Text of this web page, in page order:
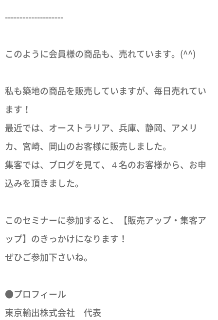
--------------------
このように会員様の商品も、売れています。(^^)
私も築地の商品を販売していますが、毎日売れてい
ます！
最近では、オーストラリア、兵庫、静岡、アメリ
カ、宮崎、岡山のお客様に販売しました。
集客では、ブログを見て、４名のお客様から、お申
込みを頂きました。
このセミナーに参加すると、【販売アップ・集客ア
ップ】のきっかけになります！
ぜひご参加下さいね。
●プロフィール
東京輸出株式会社 代表